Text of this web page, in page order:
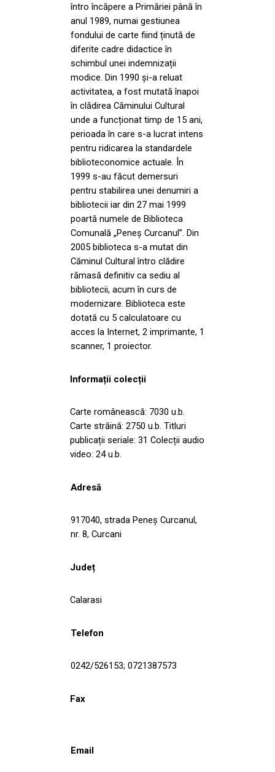
întro încăpere a Primăriei până în
anul 1989, numai gestiunea
fondului de carte fiind ținută de
diferite cadre didactice în
schimbul unei indemnizații
modice. Din 1990 și-a reluat
activitatea, a fost mutată înapoi
în clădirea Căminului Cultural
unde a funcționat timp de 15 ani,
perioada în care s-a lucrat intens
pentru ridicarea la standardele
biblioteconomice actuale. În
1999 s-au făcut demersuri
pentru stabilirea unei denumiri a
bibliotecii iar din 27 mai 1999
poartă numele de Biblioteca
Comunală „Peneș Curcanul”. Din
2005 biblioteca s-a mutat din
Căminul Cultural întro clădire
rămasă definitiv ca sediu al
bibliotecii, acum în curs de
modernizare. Biblioteca este
dotată cu 5 calculatoare cu
acces la Internet, 2 imprimante, 1
scanner, 1 proiector.
Informații colecții
Carte românească: 7030 u.b.
Carte străină: 2750 u.b. Titluri
publicații seriale: 31 Colecții audio
video: 24 u.b.
Adresă
917040, strada Peneş Curcanul,
nr. 8, Curcani
Județ
Calarasi
Telefon
0242/526153; 0721387573
Fax
Email